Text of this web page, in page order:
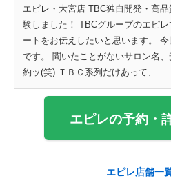
エピレ・大宮店 TBC独自開発・高
験しました！ TBCグループのエピ
ートをお伝えしたいと思います。
です。 聞いたことがないサロン名
約ッ(笑) ＴＢＣ系列だけあって、...
エピレの予約・
エピレ店舗一